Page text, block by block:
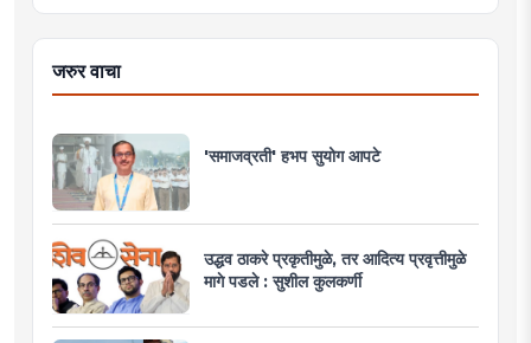
जरुर वाचा
'समाजव्रती' हभप सुयोग आपटे
उद्धव ठाकरे प्रकृतीमुळे, तर आदित्य प्रवृत्तीमुळे
मागे पडले : सुशील कुलकर्णी